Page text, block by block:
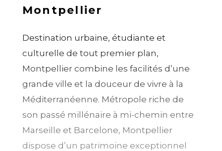
Montpellier
Destination urbaine, étudiante et
culturelle de tout premier plan,
Montpellier combine les facilités d’une
grande ville et la douceur de vivre à la
Méditerranéenne. Métropole riche de
son passé millénaire à mi-chemin entre
Marseille et Barcelone, Montpellier
dispose d’un patrimoine exceptionnel